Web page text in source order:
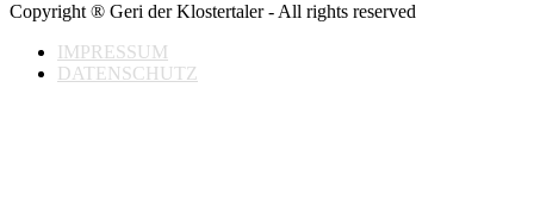
Copyright ® Geri der Klostertaler - All rights reserved
IMPRESSUM
DATENSCHUTZ